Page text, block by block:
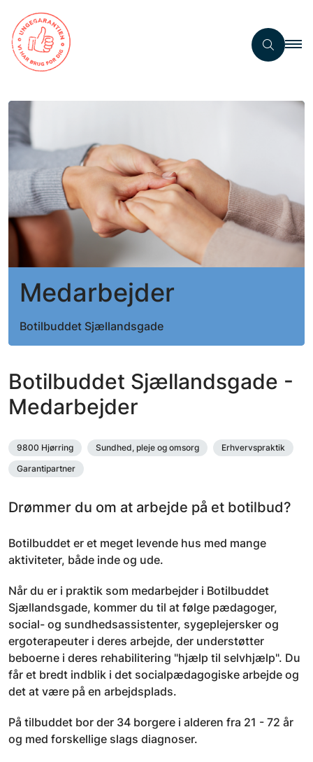
Medarbejder
Botilbuddet Sjællandsgade
Botilbuddet Sjællandsgade -
Medarbejder
9800 Hjørring Sundhed, pleje og omsorg
Erhvervspraktik
Garantipartner
Drømmer du om at arbejde på et botilbud?
Botilbuddet er et meget levende hus med mange
aktiviteter, både inde og ude.
Når du er i praktik som medarbejder i Botilbuddet
Sjællandsgade, kommer du til at følge pædagoger,
social- og sundhedsassistenter, sygeplejersker og
ergoterapeuter i deres arbejde, der understøtter
beboerne i deres rehabilitering "hjælp til selvhjælp". Du
får et bredt indblik i det socialpædagogiske arbejde og
det at være på en arbejdsplads.
På tilbuddet bor der 34 borgere i alderen fra 21 - 72 år
og med forskellige slags diagnoser.